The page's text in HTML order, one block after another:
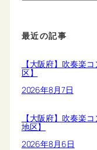
最近の記事
【大阪府】吹奏楽
区】
2026年8月7日
【大阪府】吹奏楽
地区】
2026年8月6日